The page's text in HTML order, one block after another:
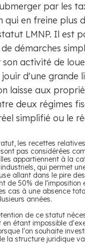
par les
qui en freine plus
LMNP. Il est
démarches
activité de
d'une grande
laisse aux
deux régimes
simplifié ou le
les recettes
pas considérées
appartiennent à la
qui permet
allant dans le pire
de 50% de l'imposition
cas à une absence
années.
de ce statut
étant impossible
l'on souhaite
la structure juridique va